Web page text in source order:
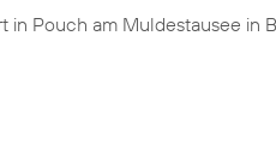
in Pouch am Muldestausee in